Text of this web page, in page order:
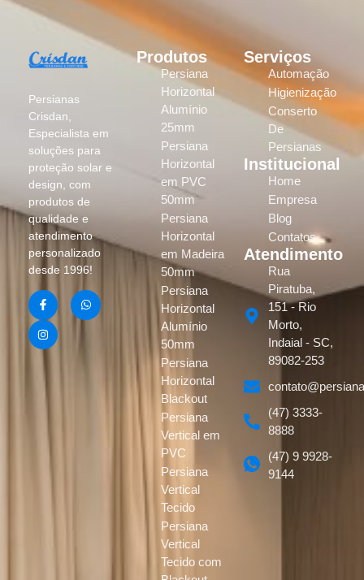
Persianas
Crisdan,
Especialista em
soluções para
proteção solar e
design, com
produtos de
qualidade e
atendimento
personalizado
desde 1996!
Produtos
Persiana
Horizontal
Alumínio
25mm
Persiana
Horizontal
em PVC
50mm
Persiana
Horizontal
em Madeira
50mm
Persiana
Horizontal
Alumínio
50mm
Persiana
Horizontal
Blackout
Persiana
Vertical em
PVC
Persiana
Vertical
Tecido
Persiana
Vertical
Tecido com
Serviços
Automação
Higienização
Conserto
De
Persianas
Institucional
Home
Empresa
Blog
Contatos
Atendimento
Rua
Piratuba,
151 - Rio
Morto,
Indaial - SC,
89082-253
(47) 3333-
8888
(47) 9 9928-
9144